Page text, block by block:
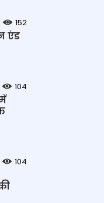
152
एंड
104
104